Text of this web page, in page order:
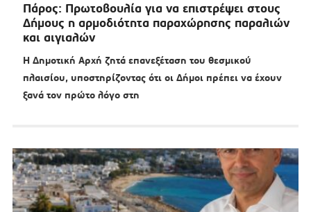
Πάρος: Πρωτοβουλία για να επιστρέψει στους
Δήμους η αρμοδιότητα παραχώρησης παραλιών
και αιγιαλών
Η Δημοτική Αρχή ζητά επανεξέταση του θεσμικού
πλαισίου, υποστηρίζοντας ότι οι Δήμοι πρέπει να έχουν
ξανά τον πρώτο λόγο στη